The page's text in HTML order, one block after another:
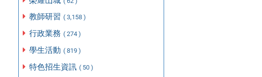
教師研習 ( 3,158 )
行政業務 ( 274 )
學生活動 ( 819 )
特色招生資訊 ( 50 )